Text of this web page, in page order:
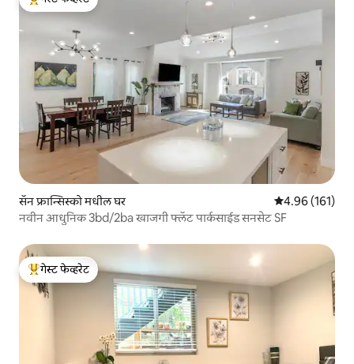
टॉप गेस्ट फेव्हरेट
सॅन फ्रान्सिस्को मधील घर 5 पैकी 4.96
4.96 (161)
नवीन आधुनिक 3bd/2ba खाजगी फ्लॅट पार्कसाईड सनसेट SF
टॉप गेस्ट फेव्हरेट
गेस्ट फेव्हरेट